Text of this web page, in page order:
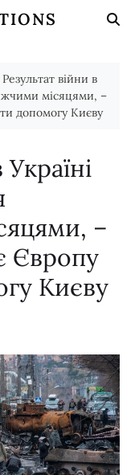
Результат війни в
місяцями, –
допомогу Києву
–
Європу
Києву